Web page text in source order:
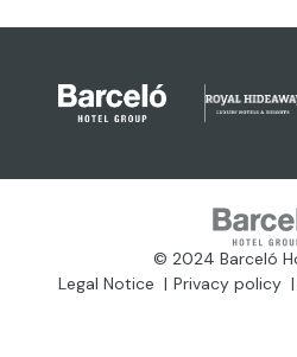
© 2024 Barceló
Legal Notice
Privacy policy